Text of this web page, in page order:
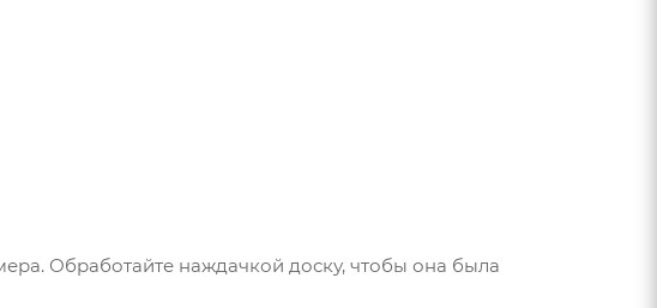
Обработайте наждачкой доску, чтобы она была